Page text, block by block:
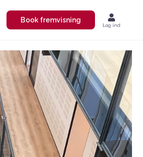
Book fremvisning
Log ind